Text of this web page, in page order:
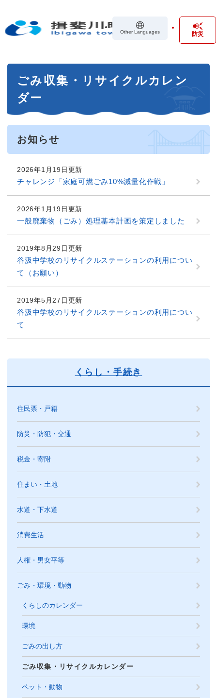
の
Other Languages 防災
ごみ収集・リサイクルカレン
ダー
お知らせ
2026年1月19日更新
チャレンジ「家庭可燃ごみ10%減量化作戦」
2026年1月19日更新
一般廃棄物（ごみ）処理基本計画を策定しました
2019年8月29日更新
谷汲中学校のリサイクルステーションの利用につい
て（お願い）
2019年5月27日更新
谷汲中学校のリサイクルステーションの利用につい
て
くらし・手続き
住民票・戸籍
防災・防犯・交通
税金・寄附
住まい・土地
水道・下水道
消費生活
人権・男女平等
ごみ・環境・動物
くらしのカレンダー
環境
ごみの出し方
ごみ収集・リサイクルカレンダー
ペット・動物